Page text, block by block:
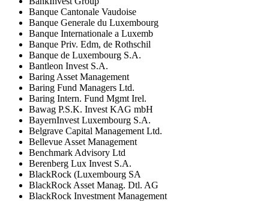
Banque Cantonale Vaudoise
Banque Generale du Luxembourg
Banque Internationale a Luxemb
Banque Priv. Edm, de Rothschil
Banque de Luxembourg S.A.
Bantleon Invest S.A.
Baring Asset Management
Baring Fund Managers Ltd.
Baring Intern. Fund Mgmt Irel.
Bawag P.S.K. Invest KAG mbH
BayernInvest Luxembourg S.A.
Belgrave Capital Management Ltd.
Bellevue Asset Management
Benchmark Advisory Ltd
Berenberg Lux Invest S.A.
BlackRock (Luxembourg SA
BlackRock Asset Manag. Dtl. AG
BlackRock Investment Management